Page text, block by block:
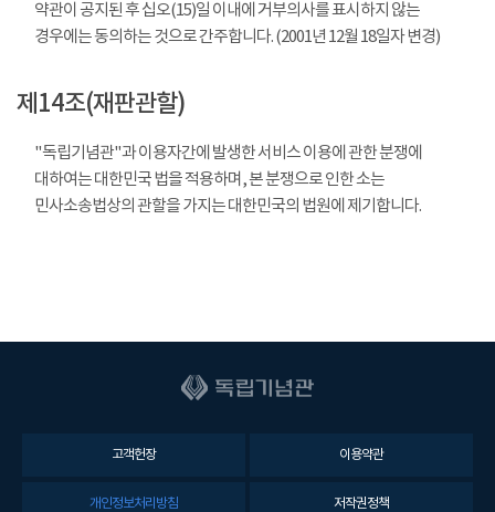
약관이 공지된 후 십오(15)일 이내에 거부의사를 표시하지 않는
경우에는 동의하는 것으로 간주합니다. (2001년 12월 18일자 변경)
제14조(재판관할)
"독립기념관"과 이용자간에 발생한 서비스 이용에 관한 분쟁에
대하여는 대한민국 법을 적용하며, 본 분쟁으로 인한 소는
민사소송법상의 관할을 가지는 대한민국의 법원에 제기합니다.
고객헌장 이용약관
개인정보처리방침 저작권정책